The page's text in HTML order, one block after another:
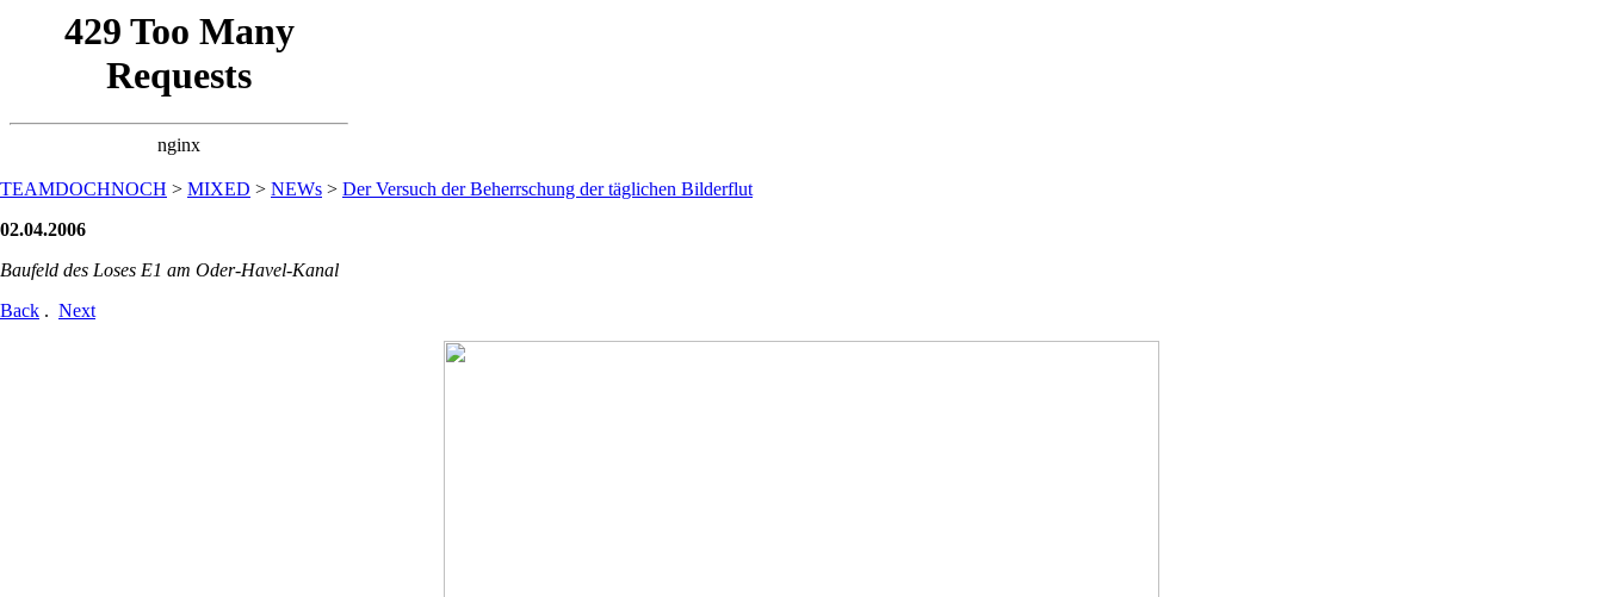
TEAMDOCHNOCH > MIXED > NEWs > Der Versuch der Beherrschung der täglichen Bilderflut
02.04.2006
Baufeld des Loses E1 am Oder-Havel-Kanal
Back . Next